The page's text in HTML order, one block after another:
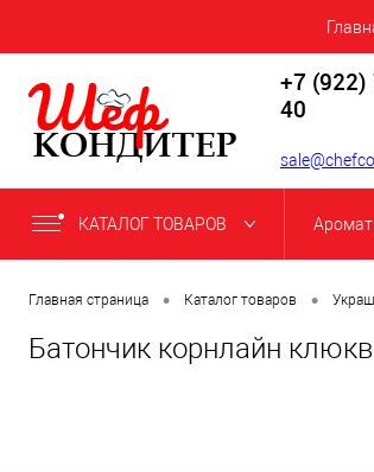
+7
40
КАТАЛОГ ТОВАРОВ
Главная страница • Каталог товаров •
Батончик корнлайн